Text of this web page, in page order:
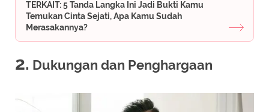
TERKAIT: 5 Tanda Langka Ini Jadi Bukti Kamu
Temukan Cinta Sejati, Apa Kamu Sudah
Merasakannya?
2. Dukungan dan Penghargaan